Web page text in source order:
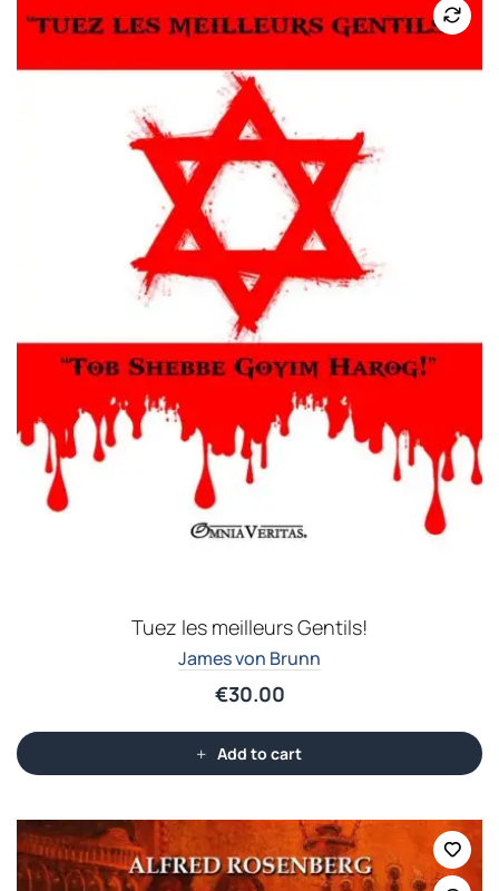
Tuez les meilleurs Gentils!
James von Brunn
€30.00
Add to cart